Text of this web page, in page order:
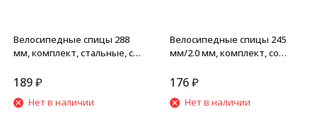
Велосипедные спицы 288
мм, комплект, стальные, с
шт
189₽
Нет в наличии
Велосипедные спицы 245
мм/2.0 мм, комплект, со
оцинкованные, silver,
176₽
Нет в наличии